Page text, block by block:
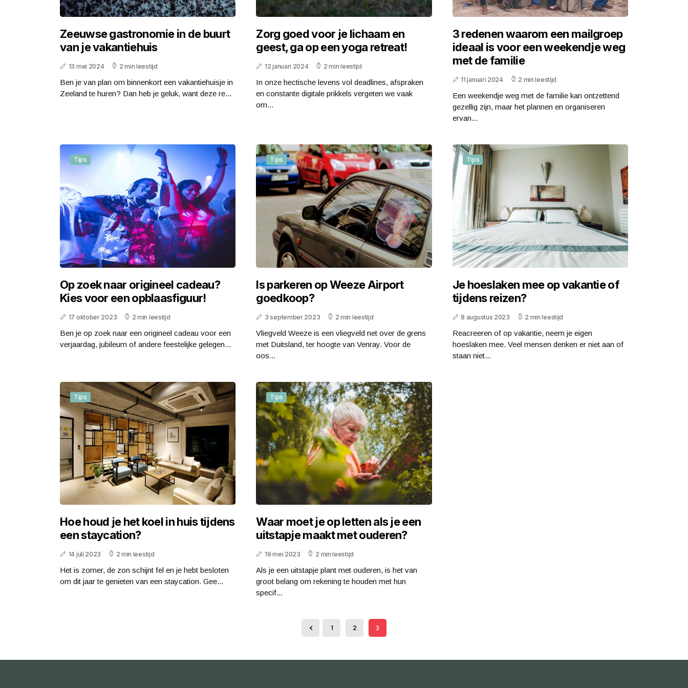
Zeeuwse gastronomie in de buurt
van je vakantiehuis
13 mei 2024 2 min leestijd
Ben je van plan om binnenkort een vakantiehuisje in
Zeeland te huren? Dan heb je geluk, want deze re...
Zorg goed voor je lichaam en
geest, ga op een yoga retreat!
12 januari 2024 2 min leestijd
In onze hectische levens vol deadlines, afspraken
en constante digitale prikkels vergeten we vaak
om...
3 redenen waarom een mailgroep
ideaal is voor een weekendje weg
met de familie
11 januari 2024 2 min leestijd
Een weekendje weg met de familie kan ontzettend
gezellig zijn, maar het plannen en organiseren
ervan...
Tips
Op zoek naar origineel cadeau?
Kies voor een opblaasfiguur!
17 oktober 2023 2 min leestijd
Ben je op zoek naar een origineel cadeau voor een
verjaardag, jubileum of andere feestelijke gelegen...
Tips
Is parkeren op Weeze Airport
goedkoop?
3 september 2023 2 min leestijd
Vliegveld Weeze is een vliegveld net over de grens
met Duitsland, ter hoogte van Venray. Voor de
oos...
Tips
Je hoeslaken mee op vakantie of
tijdens reizen?
8 augustus 2023 2 min leestijd
Reacreeren of op vakantie, neem je eigen
hoeslaken mee. Veel mensen denken er niet aan of
staan niet...
Tips
Hoe houd je het koel in huis tijdens
een staycation?
14 juli 2023 2 min leestijd
Het is zomer, de zon schijnt fel en je hebt besloten
om dit jaar te genieten van een staycation. Gee...
Tips
Waar moet je op letten als je een
uitstapje maakt met ouderen?
19 mei 2023 2 min leestijd
Als je een uitstapje plant met ouderen, is het van
groot belang om rekening te houden met hun
specif...
1 2 3